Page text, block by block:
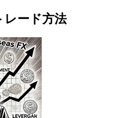
レード方法